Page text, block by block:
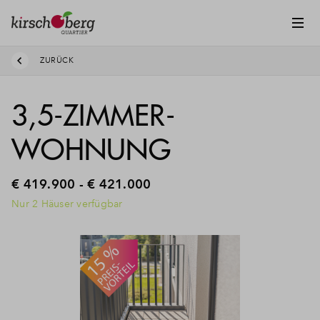
ZURÜCK
3,5-ZIMMER-
WOHNUNG
€ 419.900 - € 421.000
Nur 2 Häuser verfügbar